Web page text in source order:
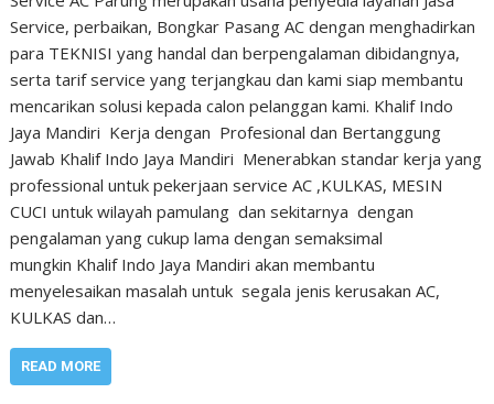
Service, perbaikan, Bongkar Pasang AC dengan menghadirkan
para TEKNISI yang handal dan berpengalaman dibidangnya,
serta tarif service yang terjangkau dan kami siap membantu
mencarikan solusi kepada calon pelanggan kami. Khalif Indo
Jaya Mandiri Kerja dengan Profesional dan Bertanggung
Jawab Khalif Indo Jaya Mandiri Menerabkan standar kerja yang
professional untuk pekerjaan service AC ,KULKAS, MESIN
CUCI untuk wilayah pamulang dan sekitarnya dengan
pengalaman yang cukup lama dengan semaksimal
mungkin Khalif Indo Jaya Mandiri akan membantu
menyelesaikan masalah untuk segala jenis kerusakan AC,
KULKAS dan…
READ MORE